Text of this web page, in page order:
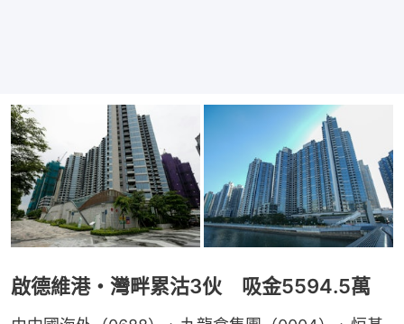
啟德維港・灣畔累沽3伙 吸金5594.5萬